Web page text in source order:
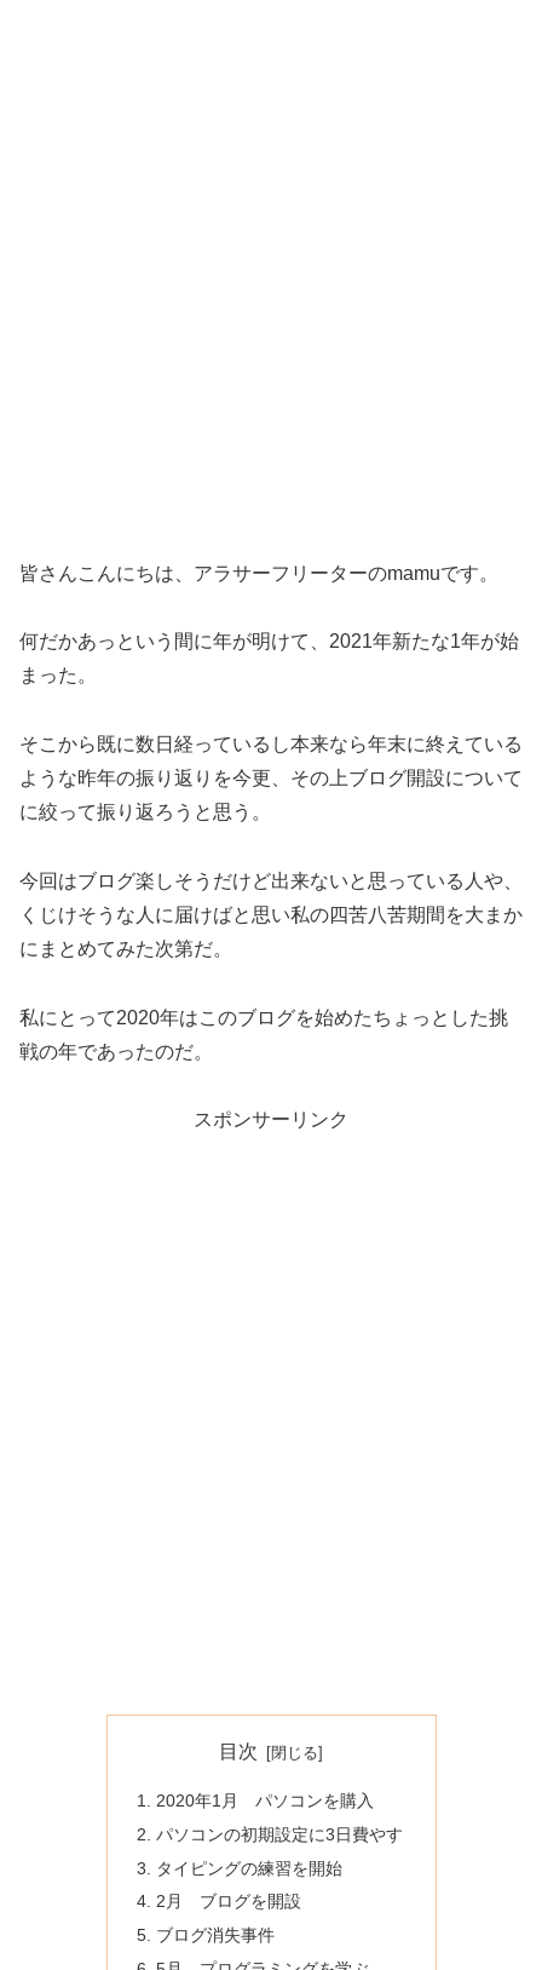
皆さんこんにちは、アラサーフリーターのmamuです。
何だかあっという間に年が明けて、2021年新たな1年が始
まった。
そこから既に数日経っているし本来なら年末に終えている
ような昨年の振り返りを今更、その上ブログ開設について
に絞って振り返ろうと思う。
今回はブログ楽しそうだけど出来ないと思っている人や、
くじけそうな人に届けばと思い私の四苦八苦期間を大まか
にまとめてみた次第だ。
私にとって2020年はこのブログを始めたちょっとした挑
戦の年であったのだ。
スポンサーリンク
目次
2020年1月 パソコンを購入
パソコンの初期設定に3日費やす
タイピングの練習を開始
2月 ブログを開設
ブログ消失事件